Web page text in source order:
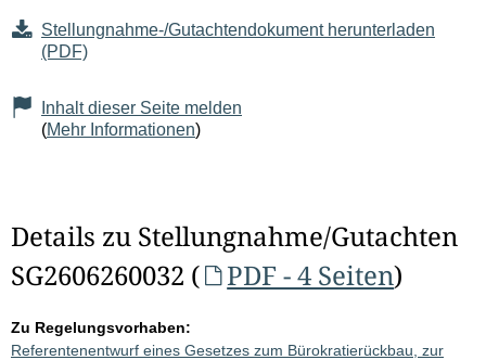
Seiteninhalt
Stellungnahme-/Gutachtendokument herunterladen
(PDF)
Inhalt dieser Seite melden
(Mehr Informationen)
Details zu Stellungnahme/Gutachten
SG2606260032 (
PDF - 4 Seiten)
Zu Regelungsvorhaben:
Referentenentwurf eines Gesetzes zum Bürokratierückbau, zur